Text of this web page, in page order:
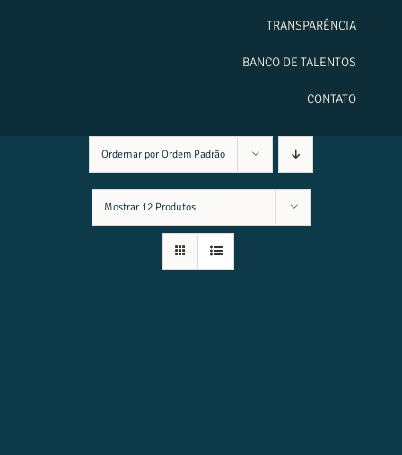
TRANSPARÊNCIA
BANCO DE TALENTOS
CONTATO
Ordernar por Ordem Padrão
Mostrar 12 Produtos